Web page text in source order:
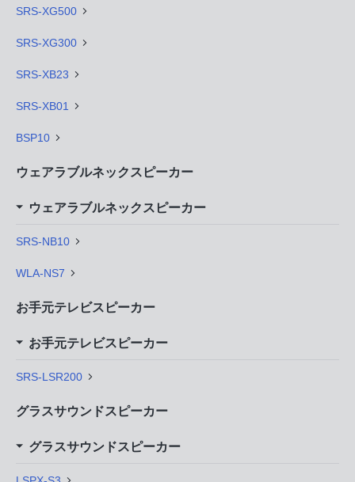
SRS-XG500
SRS-XG300
SRS-XB23
SRS-XB01
BSP10
ウェアラブルネックスピーカー
ウェアラブルネックスピーカー
SRS-NB10
WLA-NS7
お手元テレビスピーカー
お手元テレビスピーカー
SRS-LSR200
グラスサウンドスピーカー
グラスサウンドスピーカー